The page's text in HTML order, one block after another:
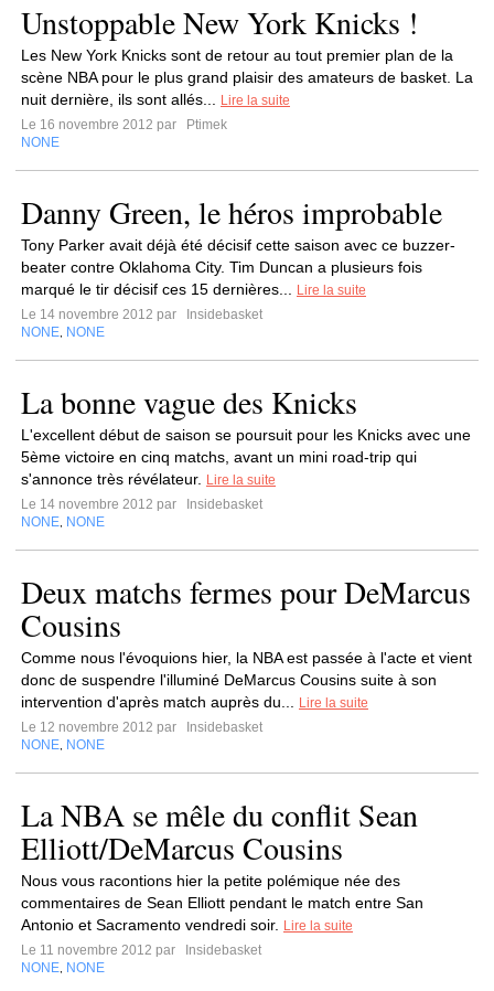
Unstoppable New York Knicks !
Les New York Knicks sont de retour au tout premier plan de la
scène NBA pour le plus grand plaisir des amateurs de basket. La
nuit dernière, ils sont allés...
Lire la suite
Le 16 novembre 2012 par
Ptimek
NONE
Danny Green, le héros improbable
Tony Parker avait déjà été décisif cette saison avec ce buzzer-
beater contre Oklahoma City. Tim Duncan a plusieurs fois
marqué le tir décisif ces 15 dernières...
Lire la suite
Le 14 novembre 2012 par
Insidebasket
NONE NONE
La bonne vague des Knicks
L'excellent début de saison se poursuit pour les Knicks avec une
5ème victoire en cinq matchs, avant un mini road-trip qui
s'annonce très révélateur.
Lire la suite
Le 14 novembre 2012 par
Insidebasket
NONE NONE
Deux matchs fermes pour DeMarcus
Cousins
Comme nous l'évoquions hier, la NBA est passée à l'acte et vient
donc de suspendre l'illuminé DeMarcus Cousins suite à son
intervention d'après match auprès du...
Lire la suite
Le 12 novembre 2012 par
Insidebasket
NONE NONE
La NBA se mêle du conflit Sean
Elliott/DeMarcus Cousins
Nous vous racontions hier la petite polémique née des
commentaires de Sean Elliott pendant le match entre San
Antonio et Sacramento vendredi soir.
Lire la suite
Le 11 novembre 2012 par
Insidebasket
NONE NONE